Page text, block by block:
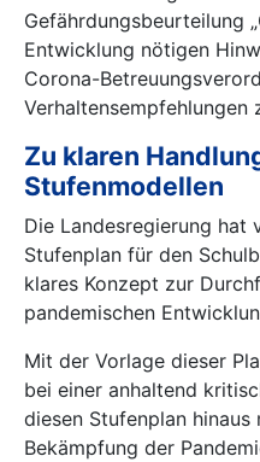
Gefährdungsbeurteilung
Entwicklung nötigen
Corona-
Verhaltensempfehlungen
Zu klaren
Stufenmodellen
Die Landesregierung hat
Stufenplan für den
klares Konzept zur
pandemischen
Mit der Vorlage dieser
bei einer anhaltend
diesen Stufenplan
Bekämpfung der